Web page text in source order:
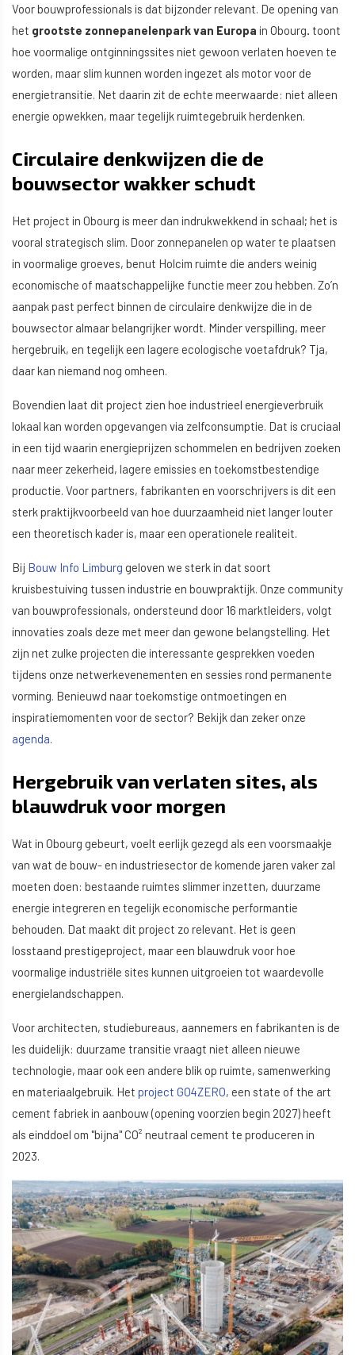
Voor bouwprofessionals is dat bijzonder relevant. De opening van
het grootste zonnepanelenpark van Europa in Obourg. toont
hoe voormalige ontginningssites niet gewoon verlaten hoeven te
worden, maar slim kunnen worden ingezet als motor voor de
energietransitie. Net daarin zit de echte meerwaarde: niet alleen
energie opwekken, maar tegelijk ruimtegebruik herdenken.
Circulaire denkwijzen die de
bouwsector wakker schudt
Het project in Obourg is meer dan indrukwekkend in schaal; het is
vooral strategisch slim. Door zonnepanelen op water te plaatsen
in voormalige groeves, benut Holcim ruimte die anders weinig
economische of maatschappelijke functie meer zou hebben. Zo’n
aanpak past perfect binnen de circulaire denkwijze die in de
bouwsector almaar belangrijker wordt. Minder verspilling, meer
hergebruik, en tegelijk een lagere ecologische voetafdruk? Tja,
daar kan niemand nog omheen.
Bovendien laat dit project zien hoe industrieel energieverbruik
lokaal kan worden opgevangen via zelfconsumptie. Dat is cruciaal
in een tijd waarin energieprijzen schommelen en bedrijven zoeken
naar meer zekerheid, lagere emissies en toekomstbestendige
productie. Voor partners, fabrikanten en voorschrijvers is dit een
sterk praktijkvoorbeeld van hoe duurzaamheid niet langer louter
een theoretisch kader is, maar een operationele realiteit.
Bij Bouw Info Limburg geloven we sterk in dat soort
kruisbestuiving tussen industrie en bouwpraktijk. Onze community
van bouwprofessionals, ondersteund door 16 marktleiders, volgt
innovaties zoals deze met meer dan gewone belangstelling. Het
zijn net zulke projecten die interessante gesprekken voeden
tijdens onze netwerkevenementen en sessies rond permanente
vorming. Benieuwd naar toekomstige ontmoetingen en
inspiratiemomenten voor de sector? Bekijk dan zeker onze
agenda.
Hergebruik van verlaten sites, als
blauwdruk voor morgen
Wat in Obourg gebeurt, voelt eerlijk gezegd als een voorsmaakje
van wat de bouw- en industriesector de komende jaren vaker zal
moeten doen: bestaande ruimtes slimmer inzetten, duurzame
energie integreren en tegelijk economische performantie
behouden. Dat maakt dit project zo relevant. Het is geen
losstaand prestigeproject, maar een blauwdruk voor hoe
voormalige industriële sites kunnen uitgroeien tot waardevolle
energielandschappen.
Voor architecten, studiebureaus, aannemers en fabrikanten is de
les duidelijk: duurzame transitie vraagt niet alleen nieuwe
technologie, maar ook een andere blik op ruimte, samenwerking
en materiaalgebruik. Het project GO4ZERO, een state of the art
cement fabriek in aanbouw (opening voorzien begin 2027) heeft
als einddoel om "bijna" CO² neutraal cement te produceren in
2023.